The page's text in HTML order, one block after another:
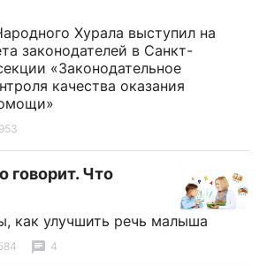
Хурала выступил на
законодателей в Санкт-
«Законодательное
качества оказания
говорит. Что
как улучшить речь малыша
4